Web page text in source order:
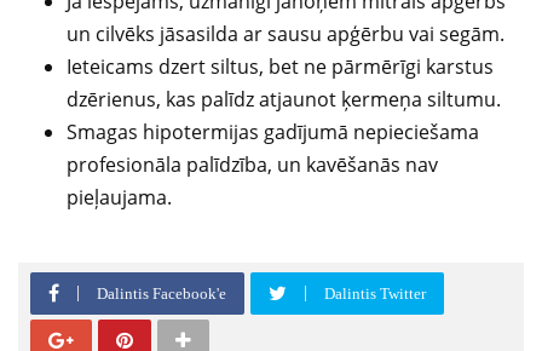
un cilvēks jāsasilda ar sausu apģērbu vai segām.
Ieteicams dzert siltus, bet ne pārmērīgi karstus
dzērienus, kas palīdz atjaunot ķermeņa siltumu.
Smagas hipotermijas gadījumā nepieciešama
profesionāla palīdzība, un kavēšanās nav
pieļaujama.
Dalintis Facebook'e Dalintis Twitter